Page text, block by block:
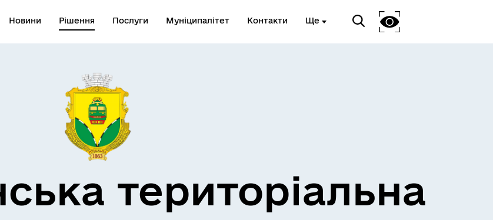
Новини Рішення Послуги Муніципалітет Контакти Ще
територіальна